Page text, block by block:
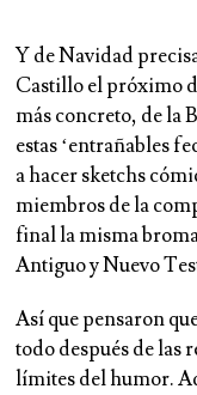
Y de Navidad
Castillo el próximo
más concreto, de la
estas ‘entrañables
a hacer sketchs
miembros de la
final la misma
Antiguo y Nuevo
Así que pensaron
todo después de las
límites del humor.